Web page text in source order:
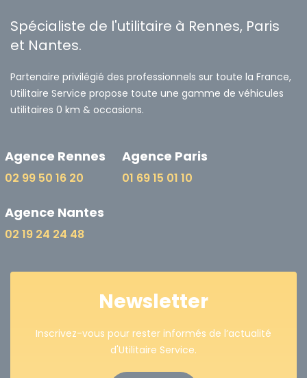
Spécialiste de l'utilitaire à Rennes, Paris
et Nantes.
Partenaire privilégié des professionnels sur toute la France,
Utilitaire Service propose toute une gamme de véhicules
utilitaires 0 km & occasions.
Agence Rennes
02 99 50 16 20
Agence Paris
01 69 15 01 10
Agence Nantes
02 19 24 24 48
Newsletter
Inscrivez-vous pour rester informés de l’actualité
d'Utilitaire Service.